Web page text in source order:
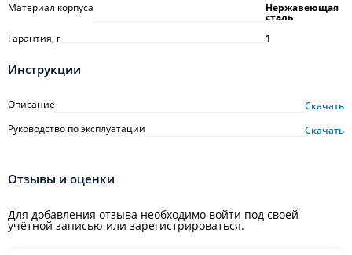
Материал корпуса
Нержавеющая
сталь
Гарантия, г
1
Инструкции
Описание
Скачать
Руководство по эксплуатации
Скачать
Отзывы и оценки
Для добавления отзыва необходимо войти под своей
учётной записью или зарегистрироваться.